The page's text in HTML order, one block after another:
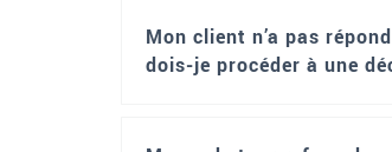
Mon client n’a pas
dois-je procéder à une